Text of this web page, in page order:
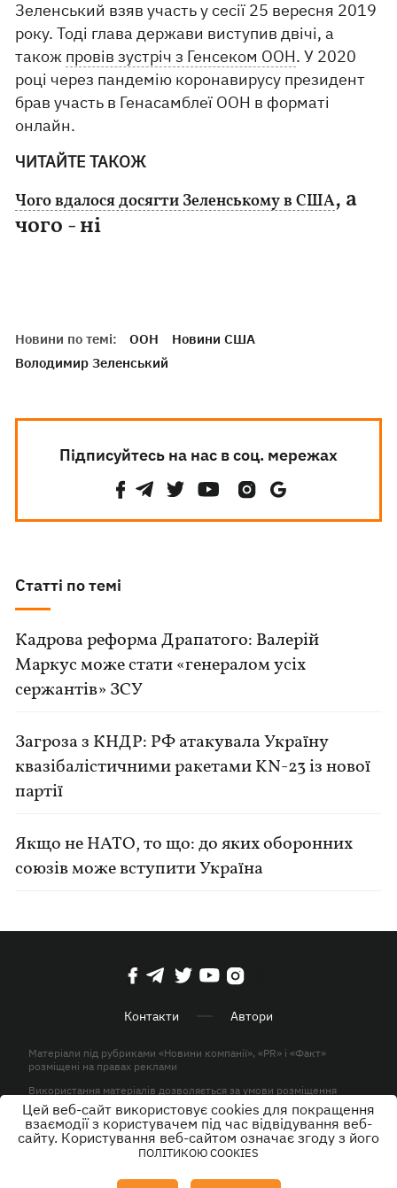
Зеленський взяв участь у сесії 25 вересня 2019
року. Тоді глава держави виступив двічі, а
також провів зустріч з Генсеком ООН. У 2020
році через пандемію коронавирусу президент
брав участь в Генасамблеї ООН в форматі
онлайн.
ЧИТАЙТЕ ТАКОЖ
Чого вдалося досягти Зеленському в США, а
чого - ні
Новини по темі: ООН
Новини США
Володимир Зеленський
Підписуйтесь на нас в соц. мережах
Статті по темі
Кадрова реформа Драпатого: Валерій
Маркус може стати «генералом усіх
сержантів» ЗСУ
Загроза з КНДР: РФ атакувала Україну
квазібалістичними ракетами KN-23 із нової
партії
Якщо не НАТО, то що: до яких оборонних
союзів може вступити Україна
Контакти Автори
Матеріали під рубриками «Новини компанії», «PR» і «Факт»
розміщені на правах реклами
Використання матеріалів дозволяється за умови розміщення
активного гіперпосилання на KP.UA в першому абзаці.
© ТОВ «ЮЛАВ МЕДІА» 2026. Всі права захищені.
Цей веб-сайт використовує cookies для покращення
взаємодії з користувачем під час відвідування веб-
сайту. Користування веб-сайтом означає згоду з його
ПОЛІТИКОЮ COOKIES